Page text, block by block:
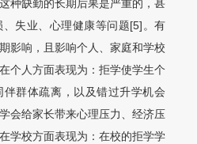
种缺勤的长期后果是严重的，甚
失业、心理健康等问题[5]。有
影响，且影响个人、家庭和学校
个人方面表现为：拒学使学生个
群体疏离，以及错过升学机会
会给家长带来心理压力、经济压
学校方面表现为：在校的拒学学